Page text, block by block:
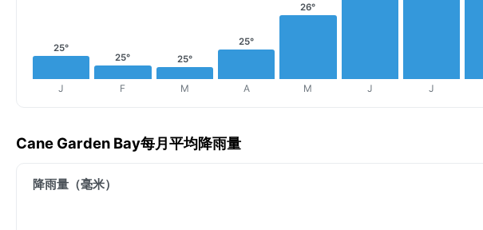
25°
J
25°
F
25°
M
25°
A
26°
M J J
Cane Garden Bay每月平均降雨量
降雨量（毫米）